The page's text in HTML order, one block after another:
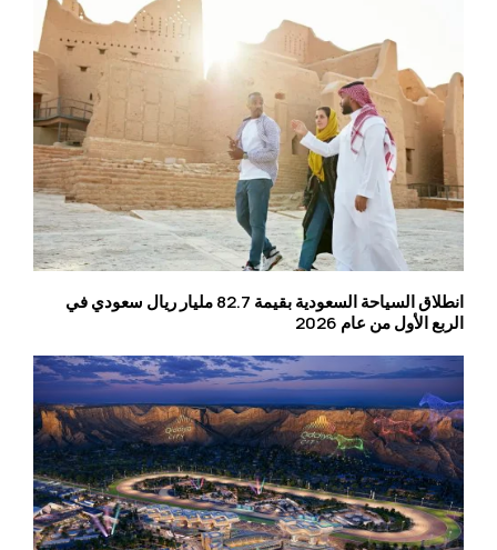
انطلاق السياحة السعودية بقيمة 82.7 مليار ريال سعودي في
الربع الأول من عام 2026